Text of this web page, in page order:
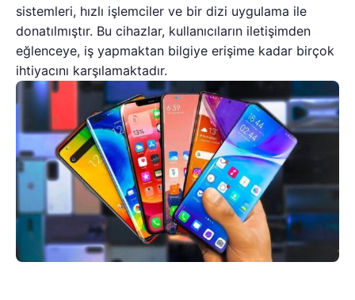
sistemleri, hızlı işlemciler ve bir dizi uygulama ile
donatılmıştır. Bu cihazlar, kullanıcıların iletişimden
eğlenceye, iş yapmaktan bilgiye erişime kadar birçok
ihtiyacını karşılamaktadır.